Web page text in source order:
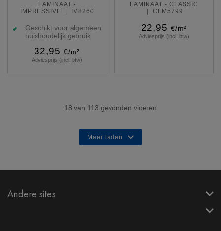
LAMINAAT -
IMPRESSIVE
IM8260
Geschikt voor algemeen
huishoudelijk gebruik
32,95 €/m²
Adviesprijs (incl. btw)
LAMINAAT - CLASSIC
CLM5799
22,95 €/m²
Adviesprijs (incl. btw)
18 van 113 gevonden vloeren
Meer laden
Andere sites